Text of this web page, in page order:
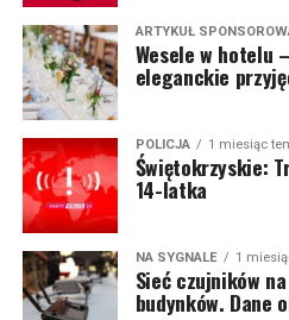
ARTYKUŁ
Wesele w hotelu
eleganckie
POLICJA 1 miesiąc
Świętokrzyskie:
14-latka
NA SYGNALE 1
Sieć czujników
budynków. Dane